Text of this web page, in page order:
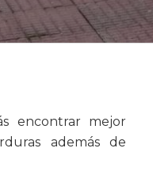
encontrar mejor
además de